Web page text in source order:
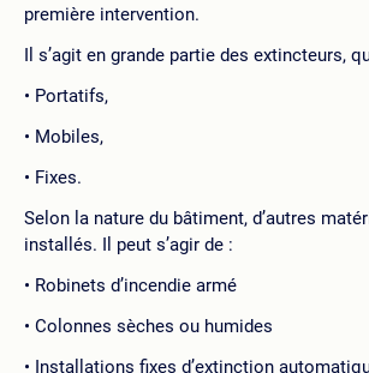
première intervention.
Il s’agit en grande partie des extincteurs,
Portatifs,
Mobiles,
Fixes.
Selon la nature du bâtiment, d’autres
installés. Il peut s’agir de :
Robinets d’incendie armé
Colonnes sèches ou humides
Installations fixes d’extinction